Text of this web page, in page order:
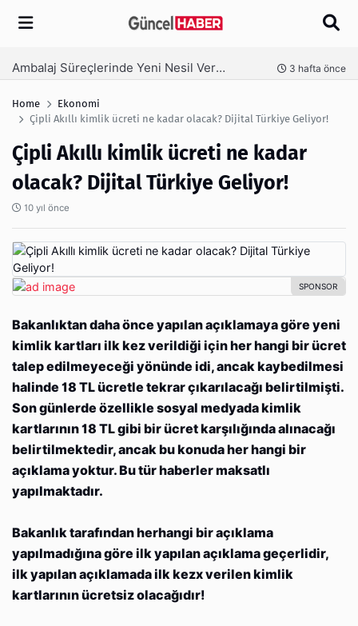
Arama
Ambalaj Süreçlerinde Yeni Nesil Verimliliği Olimpack ile Yakalayın 3 hafta önce
Home
Ekonomi
Çipli Akıllı kimlik ücreti ne kadar olacak? Dijital Türkiye Geliyor!
Çipli Akıllı kimlik ücreti ne kadar
olacak? Dijital Türkiye Geliyor!
10 yıl önce
Bakanlıktan daha önce yapılan açıklamaya göre yeni
kimlik kartları ilk kez verildiği için her hangi bir ücret
talep edilmeyeceği yönünde idi, ancak kaybedilmesi
halinde 18 TL ücretle tekrar çıkarılacağı belirtilmişti.
Son günlerde özellikle sosyal medyada kimlik
kartlarının 18 TL gibi bir ücret karşılığında alınacağı
belirtilmektedir, ancak bu konuda her hangi bir
açıklama yoktur. Bu tür haberler maksatlı
yapılmaktadır.
Bakanlık tarafından herhangi bir açıklama
yapılmadığına göre ilk yapılan açıklama geçerlidir,
ilk yapılan açıklamada ilk kezx verilen kimlik
kartlarının ücretsiz olacağıdır!